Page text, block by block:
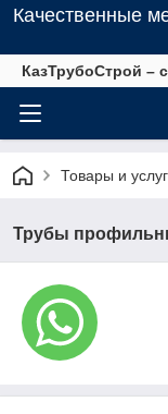
Качественные
КазТрубоСтрой –
Товары и
Трубы